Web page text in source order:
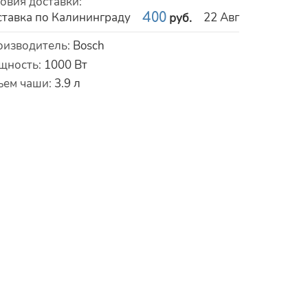
по Калининграду
400 руб.
22 Авг
: Bosch
: 1000 Вт
чаши: 3.9 л